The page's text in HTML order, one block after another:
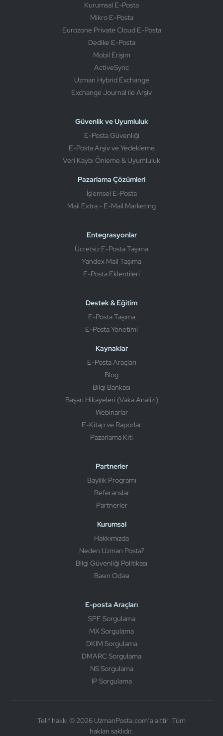
Kurumsal E-Posta
Mikro E-Posta
Eurozone Private Cloud E-Posta
Dedike E-Posta
Mobil Erişim
ActiveSync
Uzman Hybrid Exchange
Exchange Journal ile Arşiv
Güvenlik ve Uyumluluk
E-Posta Güvenliği
E-Posta Arşiv ve Yedekleme
Veri Kaybı Önleme & Uyumluluk
Pazarlama Çözümleri
İşlemsel E-Posta
Mail Extra - E-Mail Marketing
Entegrasyonlar
Ücretsiz E-Posta Taşıma
Yandex Mail Taşıma
E-Posta Eklentileri
Destek & Eğitim
E-Posta Taşıma
E-Posta Yönetimi
Kaynaklar
E-Posta Araçları
Blog
Bilgi Bankası
Başarı Hikayeleri (Vaka Analizi)
Webinarlar
E-Kitap ve Raporlar
Pazarlama Kiti
Partnerler
Bayilik Programı
Referanslar
Partnerler
Kurumsal
Hakkımızda
Neden Uzman Posta?
Bilgi Güvenliği Politikası
Basın Odası
E-posta Araçları
SPF Sorgulama
MX Sorgulama
DKIM Sorgulama
DMARC Sorgulama
NS Sorgulama
IP Sorgulama
Telif hakkı © 2026 UzmanPosta.com’a aittir. Tüm
hakları saklıdır.